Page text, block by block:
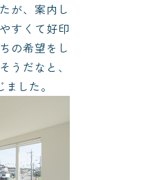
が、案内し
すくて好印
の希望をし
うだなと、
した。